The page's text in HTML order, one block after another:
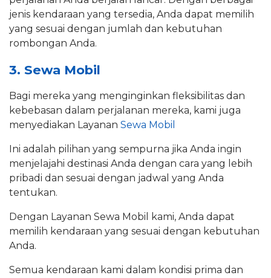
jenis kendaraan yang tersedia, Anda dapat memilih
yang sesuai dengan jumlah dan kebutuhan
rombongan Anda.
3. Sewa Mobil
Bagi mereka yang menginginkan fleksibilitas dan
kebebasan dalam perjalanan mereka, kami juga
menyediakan Layanan Sewa Mobil
Ini adalah pilihan yang sempurna jika Anda ingin
menjelajahi destinasi Anda dengan cara yang lebih
pribadi dan sesuai dengan jadwal yang Anda
tentukan.
Dengan Layanan Sewa Mobil kami, Anda dapat
memilih kendaraan yang sesuai dengan kebutuhan
Anda.
Semua kendaraan kami dalam kondisi prima dan